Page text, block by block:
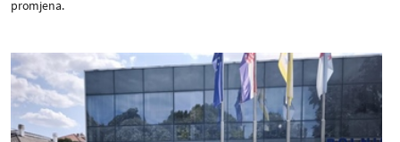
promjena.